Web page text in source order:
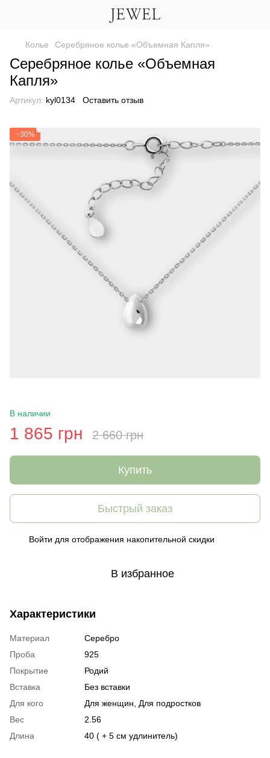
Колье Серебряное колье «Объемная Капля»
Серебряное колье «Объемная
Капля»
Артикул: kyl0134 Оставить отзыв
−30%
В наличии
1 865 грн 2 660 грн
Купить
Быстрый заказ
Войти для отображения накопительной скидки
В избранное
Характеристики
Материал
Серебро
Проба
925
Покрытие
Родий
Вставка
Без вставки
Для кого
Для женщин, Для подростков
Вес
2.56
Длина
40 ( + 5 см удлинитель)